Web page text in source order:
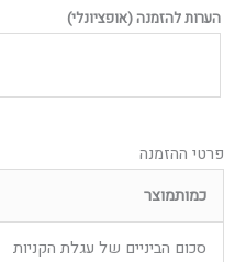
הערות להזמנה(אופציונלי)
פרטי ההזמנה
מוצרכמות
סכום הביניים של עגלת הקניות